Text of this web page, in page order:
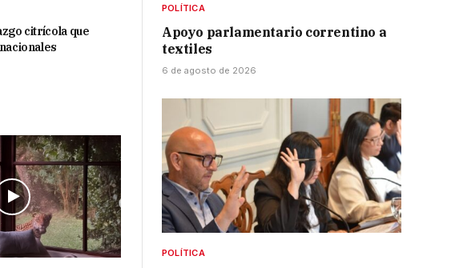
citrícola que
POLÍTICA
Apoyo parlamentario correntino a
textiles
6 de agosto de 2026
POLÍTICA